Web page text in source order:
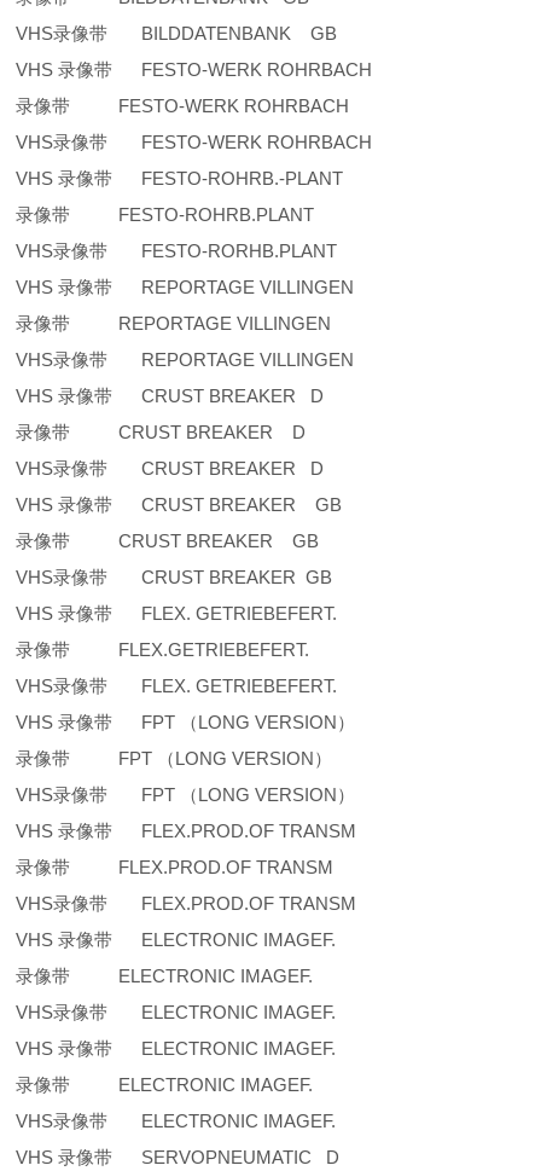
VHS录像带 BILDDATENBANK GB
VHS 录像带 FESTO-WERK ROHRBACH
录像带 FESTO-WERK ROHRBACH
VHS录像带 FESTO-WERK ROHRBACH
VHS 录像带 FESTO-ROHRB.-PLANT
录像带 FESTO-ROHRB.PLANT
VHS录像带 FESTO-RORHB.PLANT
VHS 录像带 REPORTAGE VILLINGEN
录像带 REPORTAGE VILLINGEN
VHS录像带 REPORTAGE VILLINGEN
VHS 录像带 CRUST BREAKER D
录像带 CRUST BREAKER D
VHS录像带 CRUST BREAKER D
VHS 录像带 CRUST BREAKER GB
录像带 CRUST BREAKER GB
VHS录像带 CRUST BREAKER GB
VHS 录像带 FLEX. GETRIEBEFERT.
录像带 FLEX.GETRIEBEFERT.
VHS录像带 FLEX. GETRIEBEFERT.
VHS 录像带 FPT （LONG VERSION）
录像带 FPT （LONG VERSION）
VHS录像带 FPT （LONG VERSION）
VHS 录像带 FLEX.PROD.OF TRANSM
录像带 FLEX.PROD.OF TRANSM
VHS录像带 FLEX.PROD.OF TRANSM
VHS 录像带 ELECTRONIC IMAGEF.
录像带 ELECTRONIC IMAGEF.
VHS录像带 ELECTRONIC IMAGEF.
VHS 录像带 ELECTRONIC IMAGEF.
录像带 ELECTRONIC IMAGEF.
VHS录像带 ELECTRONIC IMAGEF.
VHS 录像带 SERVOPNEUMATIC D